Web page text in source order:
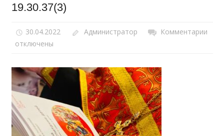
19.30.37(3)
30.04.2022 Администратор Комментарии
отключены